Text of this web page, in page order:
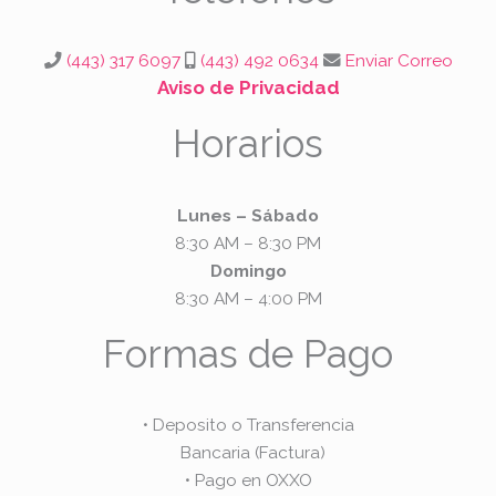
k
a
m
p
(443) 317 6097 (443) 492 0634 Enviar Correo
Aviso de Privacidad
Horarios
Lunes – Sábado
8:30 AM – 8:30 PM
Domingo
8:30 AM – 4:00 PM
Formas de Pago
• Deposito o Transferencia
Bancaria (Factura)
• Pago en OXXO